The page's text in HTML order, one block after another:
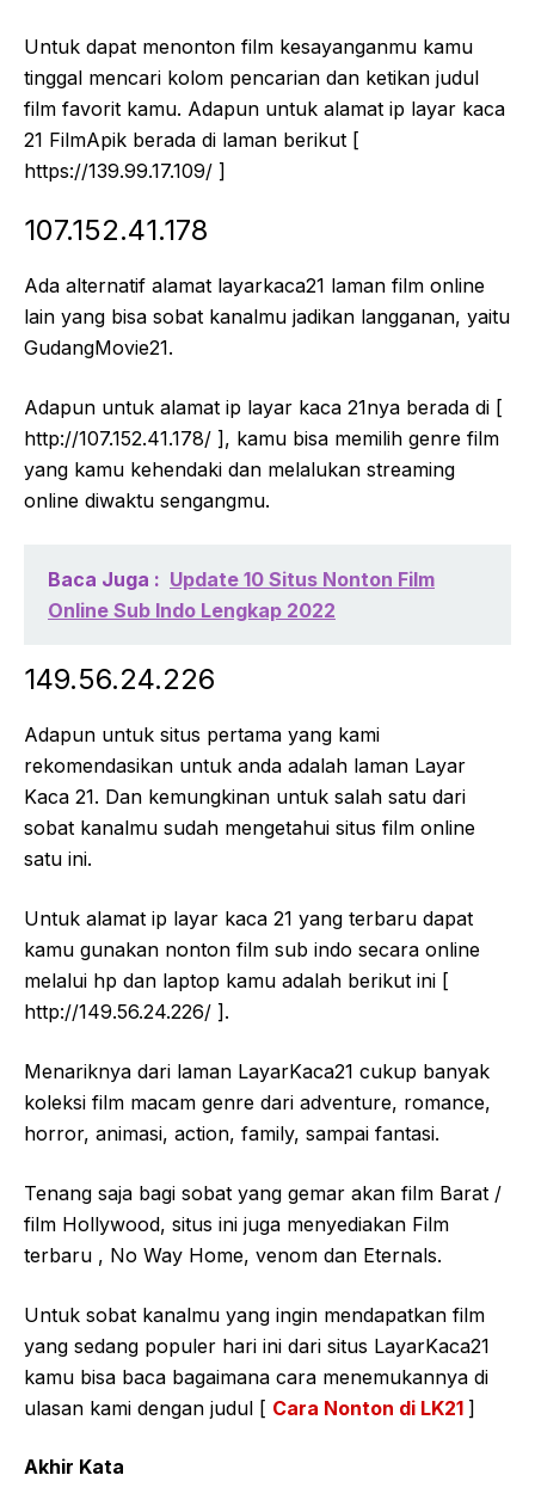
Untuk dapat menonton film kesayanganmu kamu
tinggal mencari kolom pencarian dan ketikan judul
film favorit kamu. Adapun untuk alamat ip layar kaca
21 FilmApik berada di laman berikut [
https://139.99.17.109/ ]
107.152.41.178
Ada alternatif alamat layarkaca21 laman film online
lain yang bisa sobat kanalmu jadikan langganan, yaitu
GudangMovie21.
Adapun untuk alamat ip layar kaca 21nya berada di [
http://107.152.41.178/ ], kamu bisa memilih genre film
yang kamu kehendaki dan melalukan streaming
online diwaktu sengangmu.
Baca Juga : Update 10 Situs Nonton Film
Online Sub Indo Lengkap 2022
149.56.24.226
Adapun untuk situs pertama yang kami
rekomendasikan untuk anda adalah laman Layar
Kaca 21. Dan kemungkinan untuk salah satu dari
sobat kanalmu sudah mengetahui situs film online
satu ini.
Untuk alamat ip layar kaca 21 yang terbaru dapat
kamu gunakan nonton film sub indo secara online
melalui hp dan laptop kamu adalah berikut ini [
http://149.56.24.226/ ].
Menariknya dari laman LayarKaca21 cukup banyak
koleksi film macam genre dari adventure, romance,
horror, animasi, action, family, sampai fantasi.
Tenang saja bagi sobat yang gemar akan film Barat /
film Hollywood, situs ini juga menyediakan Film
terbaru , No Way Home, venom dan Eternals.
Untuk sobat kanalmu yang ingin mendapatkan film
yang sedang populer hari ini dari situs LayarKaca21
kamu bisa baca bagaimana cara menemukannya di
ulasan kami dengan judul [ Cara Nonton di LK21 ]
Akhir Kata